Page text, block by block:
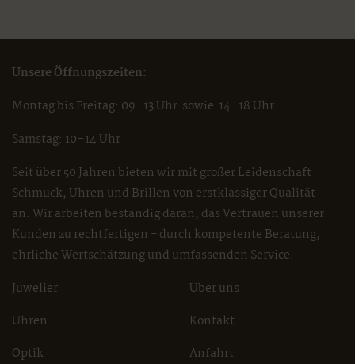
Unsere Öffnungszeiten:
Montag bis Freitag: 09–13 Uhr sowie 14–18 Uhr
Samstag: 10–14 Uhr
Seit über 50 Jahren bieten wir mit großer Leidenschaft
Schmuck, Uhren und Brillen von erstklassiger Qualität
an. Wir arbeiten beständig daran, das Vertrauen unserer
Kunden zu rechtfertigen - durch kompetente Beratung,
ehrliche Wertschätzung und umfassenden Service.
Juwelier
Uhren
Optik
Über uns
Kontakt
Anfahrt